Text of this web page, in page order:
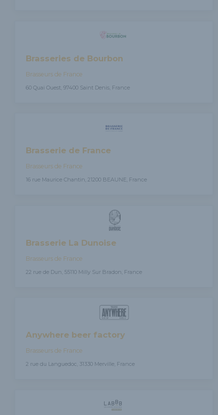
Brasseries de Bourbon
Brasseurs de France
60 Quai Ouest, 97400 Saint Denis, France
Brasserie de France
Brasseurs de France
16 rue Maurice Chantin, 21200 BEAUNE, France
Brasserie La Dunoise
Brasseurs de France
22 rue de Dun, 55110 Milly Sur Bradon, France
Anywhere beer factory
Brasseurs de France
2 rue du Languedoc, 31330 Merville, France